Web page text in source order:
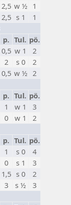
2,5 w ½ 1
2,5 s 1
1
p. Tul. pö.
0,5 w 1
2
2 s 0
2
0,5 w ½ 2
p. Tul. pö.
1 w 1
3
0 w 1
2
p. Tul. pö.
1 s 0
4
0 s 1
3
1,5 s 0
2
3 s ½
3